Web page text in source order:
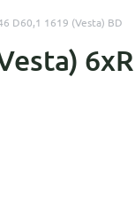
D60,1 1619 (Vesta) BD